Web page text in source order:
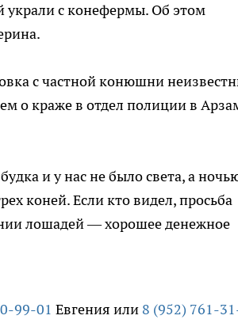
украли с конефермы. Об этом
с частной конюшни
о краже в отдел полиции в
и у нас не было света, а
коней. Если кто видел, просьба
лошадей — хорошее денежное
99-01 Евгения или 8 (952) 761-